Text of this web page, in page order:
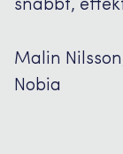
snabbt,
Malin
Nobia